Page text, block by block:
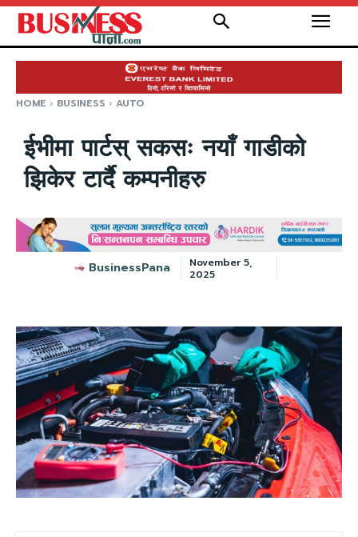
HOME BUSINESS AUTO
ईभीमा पार्टस् सकसः नयाँ गाडीको
झिकेर टार्दै कम्पनीहरु
BusinessPana
November 5,
2025